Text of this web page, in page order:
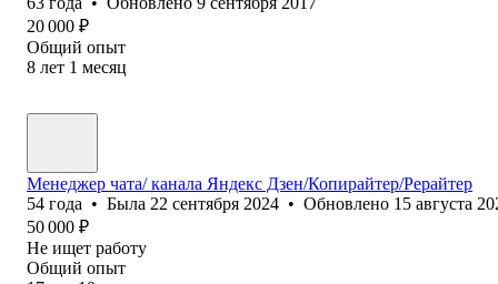
20 000 ₽
Общий опыт
8 лет 1 месяц
Менеджер чата/ канала Яндекс Дзен/Копирайтер/Рерайтер
54 года • Была 22 сентября 2024 • Обновлено 15 августа
50 000 ₽
Не ищет работу
Общий опыт